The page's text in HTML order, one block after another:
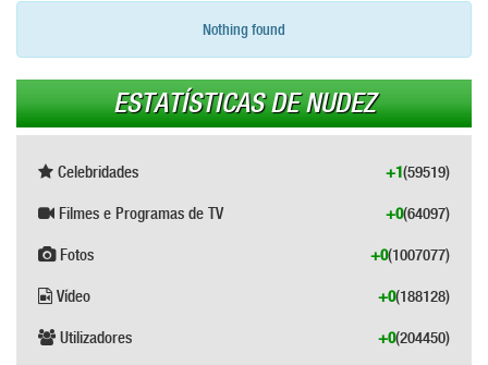
Nothing found
ESTATÍSTICAS DE NUDEZ
Celebridades (59519)
+1
Filmes e Programas de TV (64097)
+0
Fotos (1007077)
+0
Vídeo (188128)
+0
Utilizadores (204450)
+0